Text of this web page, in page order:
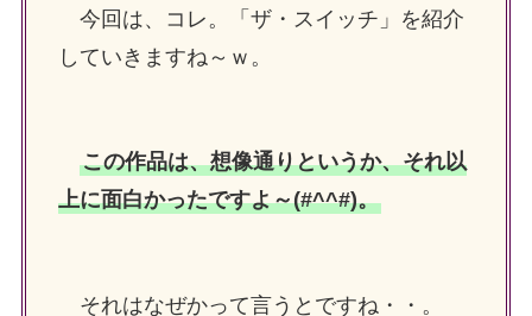
今回は、コレ。「ザ・スイッチ」を紹介
していきますね～ｗ。
この作品は、想像通りというか、それ以
上に面白かったですよ～(#^^#)。
それはなぜかって言うとですね・・。